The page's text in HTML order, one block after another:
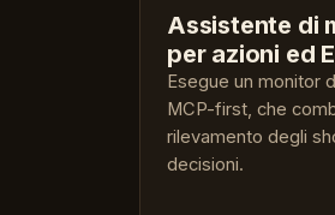
Assistente di
per azioni ed
Esegue un monitor
MCP-first, che
rilevamento degli
decisioni.